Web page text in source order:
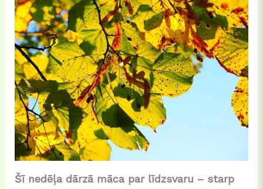
Šī nedēļa dārzā māca par līdzsvaru – starp